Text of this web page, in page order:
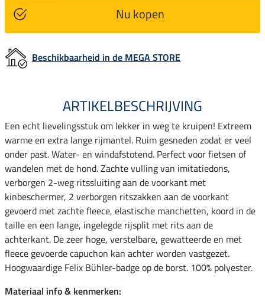
Nu kopen
Beschikbaarheid in de MEGA STORE
ARTIKELBESCHRIJVING
Een echt lievelingsstuk om lekker in weg te kruipen! Extreem
warme en extra lange rijmantel. Ruim gesneden zodat er veel
onder past. Water- en windafstotend. Perfect voor fietsen of
wandelen met de hond. Zachte vulling van imitatiedons,
verborgen 2-weg ritssluiting aan de voorkant met
kinbeschermer, 2 verborgen ritszakken aan de voorkant
gevoerd met zachte fleece, elastische manchetten, koord in de
taille en een lange, ingelegde rijsplit met rits aan de
achterkant. De zeer hoge, verstelbare, gewatteerde en met
fleece gevoerde capuchon kan achter worden vastgezet.
Hoogwaardige Felix Bühler-badge op de borst. 100% polyester.
Materiaal info & kenmerken: